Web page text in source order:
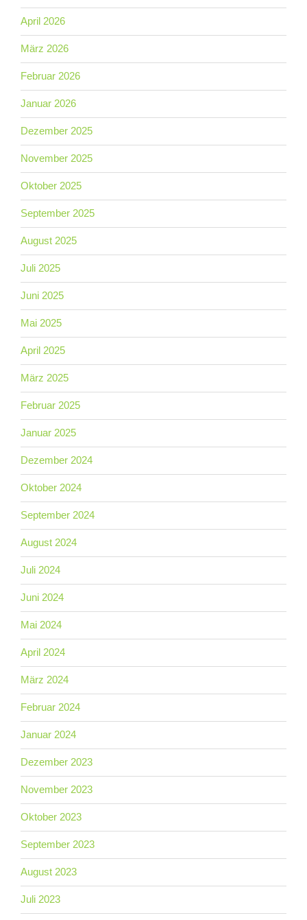
April 2026
März 2026
Februar 2026
Januar 2026
Dezember 2025
November 2025
Oktober 2025
September 2025
August 2025
Juli 2025
Juni 2025
Mai 2025
April 2025
März 2025
Februar 2025
Januar 2025
Dezember 2024
Oktober 2024
September 2024
August 2024
Juli 2024
Juni 2024
Mai 2024
April 2024
März 2024
Februar 2024
Januar 2024
Dezember 2023
November 2023
Oktober 2023
September 2023
August 2023
Juli 2023